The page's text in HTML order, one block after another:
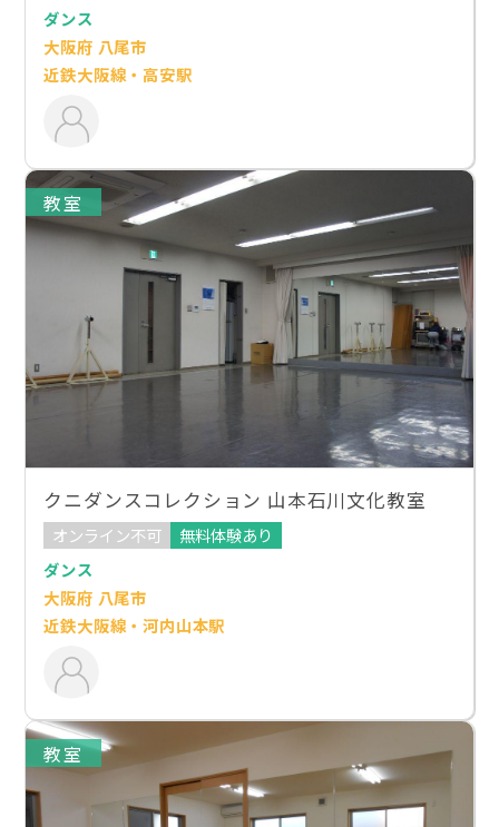
ダンス
大阪府 八尾市
近鉄大阪線・高安駅
教室
クニダンスコレクション 山本石川文化教室
オンライン不可
無料体験あり
ダンス
大阪府 八尾市
近鉄大阪線・河内山本駅
教室